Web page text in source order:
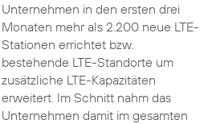
Unternehmen in den ersten drei
Monaten mehr als 2.200 neue LTE-
Stationen errichtet bzw.
bestehende LTE-Standorte um
zusätzliche LTE-Kapazitäten
erweitert. Im Schnitt nahm das
Unternehmen damit im gesamten